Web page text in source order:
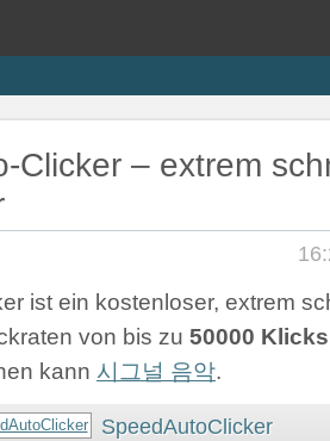
Clicker – extrem
ist ein kostenloser, extrem
von bis zu 50000
kann 시그널 음악.
SpeedAutoClicker